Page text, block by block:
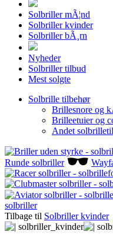
Solbriller mÃ¦nd
Solbriller kvinder
Solbriller bÃ¸rn
Nyheder
Solbriller tilbud
Mest solgte
Solbrille tilbehør
Brillesnore og
Brilleetuier og
Andet
Runde solbriller
solbriller
Tilbage til Solbriller kvinder